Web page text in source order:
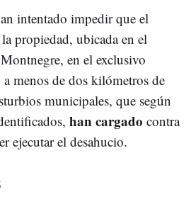
intentado impedir que el
propiedad, ubicada en el
en el exclusivo
menos de dos kilómetros de
municipales, que según
han cargado contra
ejecutar el desahucio.